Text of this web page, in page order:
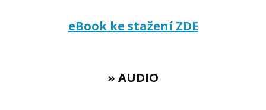
eBook ke stažení ZDE
» AUDIO